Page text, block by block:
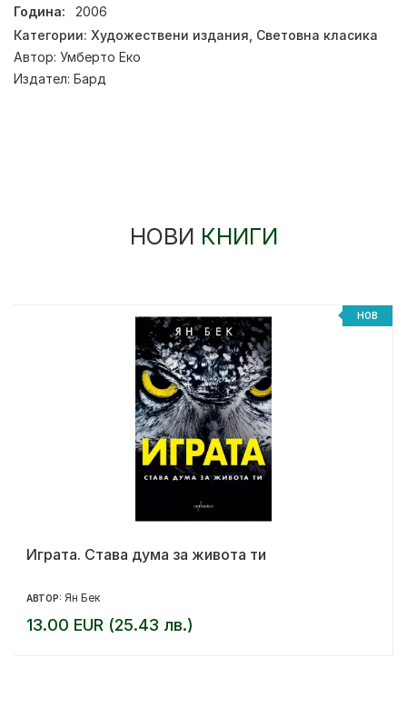
Година:
2006
Категории: Художествени издания Световна класика
Автор: Умберто Еко
Издател: Бард
НОВИ КНИГИ
НОВ
Играта. Става дума за живота ти
АВТОР: Ян Бек
13.00 EUR (25.43 лв.)